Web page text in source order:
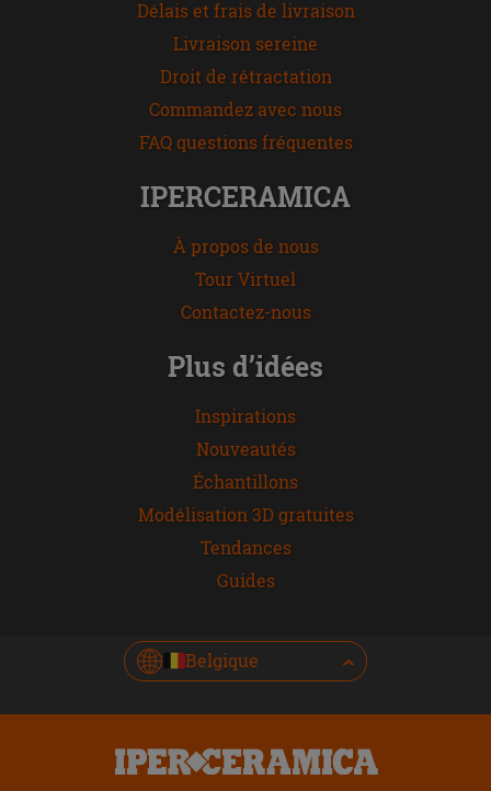
Délais et frais de livraison
Livraison sereine
Droit de rétractation
Commandez avec nous
FAQ questions fréquentes
IPERCERAMICA
À propos de nous
Tour Virtuel
Contactez-nous
Plus d’idées
Inspirations
Nouveautés
Échantillons
Modélisation 3D gratuites
Tendances
Guides
Belgique